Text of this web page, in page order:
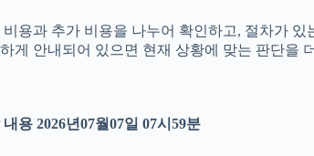
용과 추가 비용을 나누어 확인하고, 절차가
게 안내되어 있으면 현재 상황에 맞는 판단을
용 2026년07월07일 07시59분